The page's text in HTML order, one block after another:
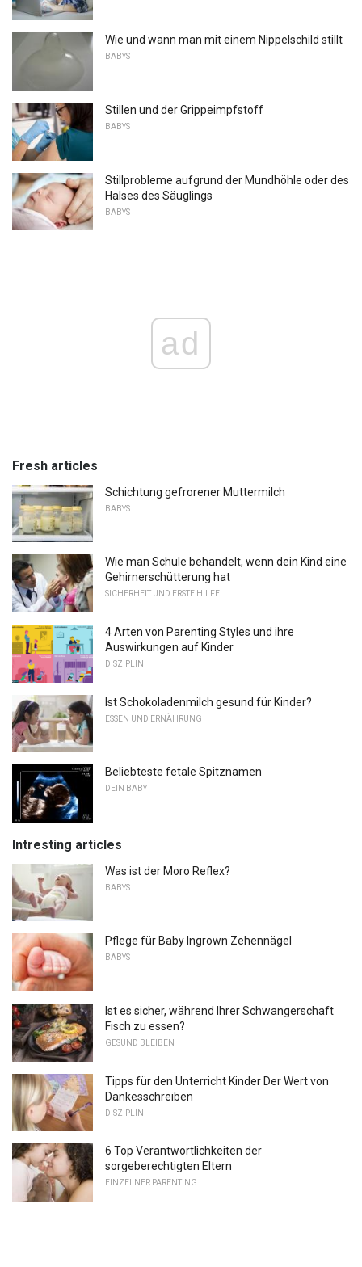
Wie und wann man mit einem Nippelschild stillt
BABYS
Stillen und der Grippeimpfstoff
BABYS
Stillprobleme aufgrund der Mundhöhle oder des
Halses des Säuglings
BABYS
ad
Fresh articles
Schichtung gefrorener Muttermilch
BABYS
Wie man Schule behandelt, wenn dein Kind eine
Gehirnerschütterung hat
SICHERHEIT UND ERSTE HILFE
4 Arten von Parenting Styles und ihre
Auswirkungen auf Kinder
DISZIPLIN
Ist Schokoladenmilch gesund für Kinder?
ESSEN UND ERNÄHRUNG
Beliebteste fetale Spitznamen
DEIN BABY
Intresting articles
Was ist der Moro Reflex?
BABYS
Pflege für Baby Ingrown Zehennägel
BABYS
Ist es sicher, während Ihrer Schwangerschaft
Fisch zu essen?
GESUND BLEIBEN
Tipps für den Unterricht Kinder Der Wert von
Dankesschreiben
DISZIPLIN
6 Top Verantwortlichkeiten der
sorgeberechtigten Eltern
EINZELNER PARENTING